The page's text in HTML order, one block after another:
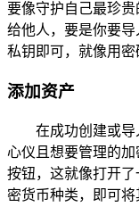
要像守护自己最珍
给他人，要是你要
私钥即可，就像用密
添加资产
在成功创建或
心仪且想要管理的
按钮，这就像打开
密货币种类，即可